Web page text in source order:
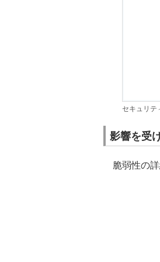
セキュリテ
影響を受
脆弱性の詳